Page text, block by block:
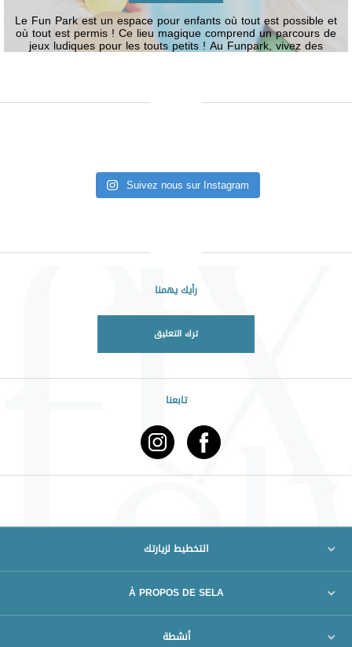
Le Fun Park est un espace pour enfants où tout est possible et
où tout est permis ! Ce lieu magique comprend un parcours de
jeux ludiques pour les touts petits ! Au Funpark, vivez des
moments de joie avec vos enfants.
Suivez nous sur Instagram
رأيك يهمنا
ترك التعليق
تابعنا
التخطيط لزيارتك
À PROPOS DE SELA
أنشطة